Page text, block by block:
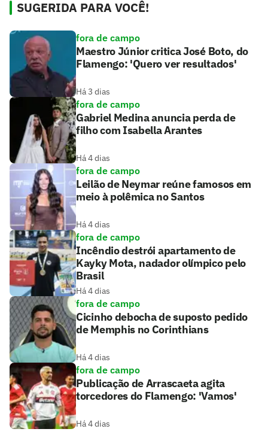
SUGERIDA PARA VOCÊ!
fora de campo
Maestro Júnior critica José Boto, do
Flamengo: 'Quero ver resultados'
Há 3 dias
fora de campo
Gabriel Medina anuncia perda de
filho com Isabella Arantes
Há 4 dias
fora de campo
Leilão de Neymar reúne famosos em
meio à polêmica no Santos
Há 4 dias
fora de campo
Incêndio destrói apartamento de
Kayky Mota, nadador olímpico pelo
Brasil
Há 4 dias
fora de campo
Cicinho debocha de suposto pedido
de Memphis no Corinthians
Há 4 dias
fora de campo
Publicação de Arrascaeta agita
torcedores do Flamengo: 'Vamos'
Há 4 dias